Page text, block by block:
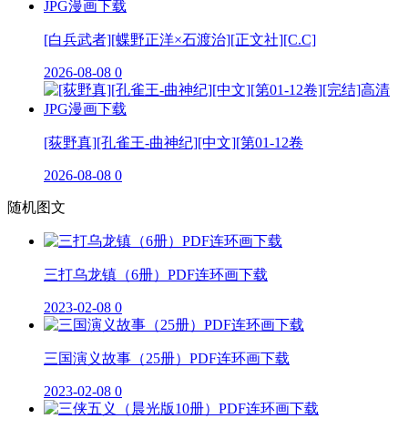
[白兵武者][蝶野正洋×石渡治][正文社][C.C]
2026-08-08 0
[荻野真][孔雀王-曲神纪][中文][第01-12卷
2026-08-08 0
随机图文
三打乌龙镇（6册）PDF连环画下载
2023-02-08 0
三国演义故事（25册）PDF连环画下载
2023-02-08 0